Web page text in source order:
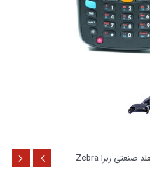
/ هندهلد صنعتی زبرا Zebra